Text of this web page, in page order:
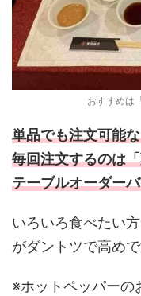
おすすめは
単品でも注文可能
毎回注文するのは
テーブルオーダー
いろいろ食べたい
がダントツで高めで
※ホットペッパーの